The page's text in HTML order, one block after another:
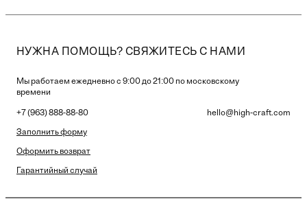
НУЖНА ПОМОЩЬ? СВЯЖИТЕСЬ С НАМИ
Мы работаем ежедневно с 9:00 до 21:00 по московскому
времени
+7 (963) 888-88-80 hello@high-craft.com
Заполнить форму
Оформить возврат
Гарантийный случай